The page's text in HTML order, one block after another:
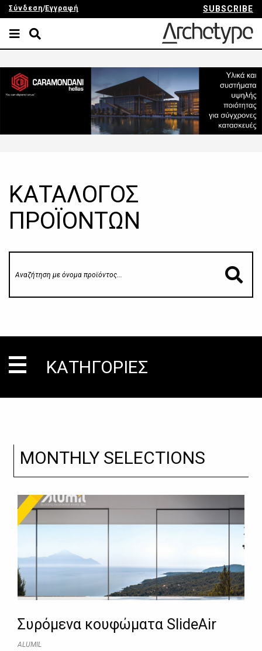
Σύνδεση/Εγγραφή SUBSCRIBE
ΚΑΤΑΛΟΓΟΣ
ΠΡΟΪΟΝΤΩΝ
ΚΑΤΗΓΟΡΙΕΣ
MONTHLY SELECTIONS
Συρόμενα κουφώματα SlideAir
ALUMIL